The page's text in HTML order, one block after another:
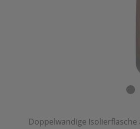
Doppelwandige